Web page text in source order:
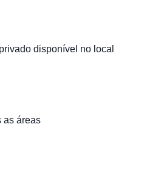
disponível no local
as áreas